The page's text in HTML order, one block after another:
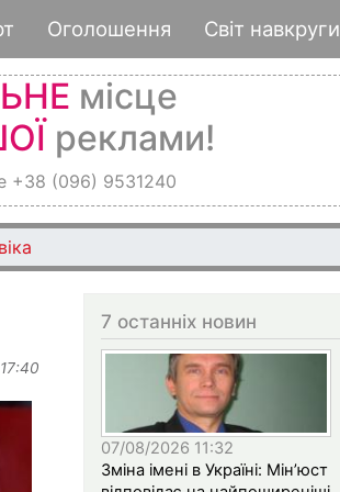
Оголошення Світ навкруги
місце
реклами!
+38 (096) 9531240
7 останніх новин
07/08/2026 11:32
Зміна імені в Україні: Мін’юст